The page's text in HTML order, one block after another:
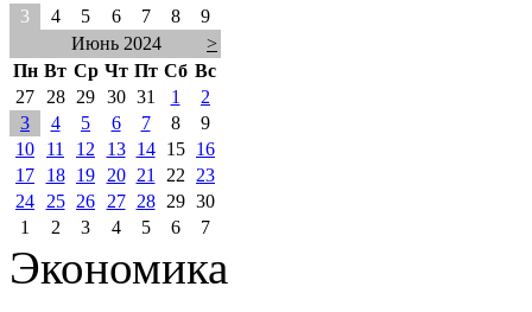
3 4 5 6 7 8
9
Июнь 2024
>
Пн Вт Ср Чт Пт Сб Вс
27
28 29 30 31 1
2
3
4 5 6 7 8
9
10
11 12 13 14 15
16
17
18 19 20 21 22
23
24
25 26 27 28 29 30
1
2 3 4 5 6 7
Экономика